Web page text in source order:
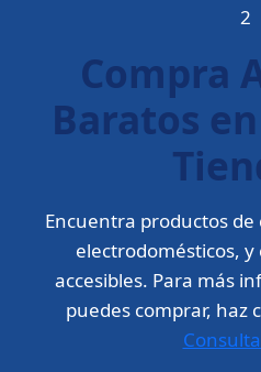
2
Compra
Baratos
Encuentra productos de
electrodomésticos, y
accesibles. Para más
puedes comprar, haz